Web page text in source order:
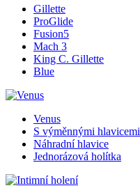
Gillette
ProGlide
Fusion5
Mach 3
King C. Gillette
Blue
Venus
S výměnnými hlavicemi
Náhradní hlavice
Jednorázová holítka